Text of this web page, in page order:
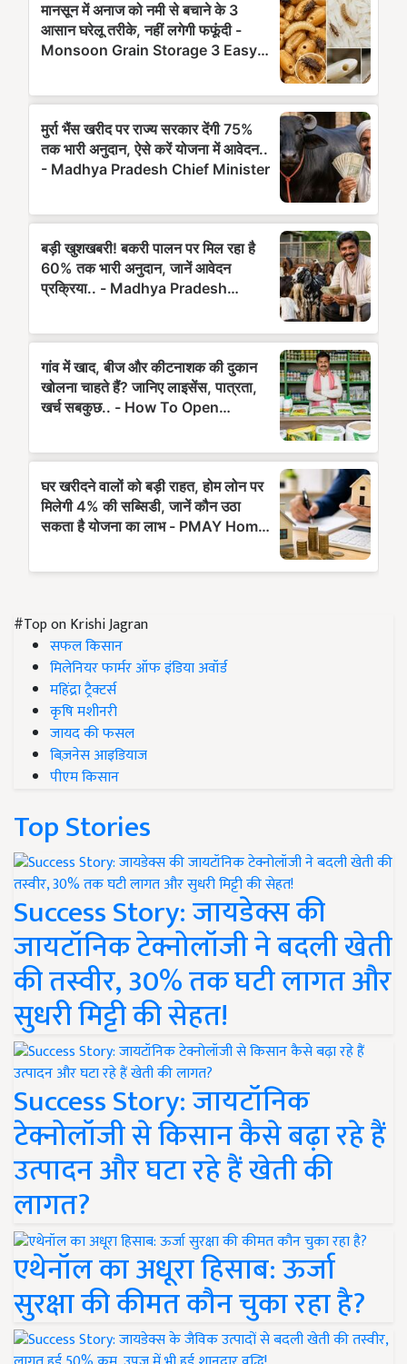
#Top on Krishi Jagran
सफल किसान
मिलेनियर फार्मर ऑफ इंडिया अवॉर्ड
महिंद्रा ट्रैक्टर्स
कृषि मशीनरी
जायद की फसल
बिज़नेस आइडियाज
पीएम किसान
Top Stories
Success Story: जायडेक्स की
जायटॉनिक टेक्नोलॉजी ने बदली खेती
की तस्वीर, 30% तक घटी लागत और
सुधरी मिट्टी की सेहत!
Success Story: जायटॉनिक
टेक्नोलॉजी से किसान कैसे बढ़ा रहे हैं
उत्पादन और घटा रहे हैं खेती की
लागत?
एथेनॉल का अधूरा हिसाब: ऊर्जा
सुरक्षा की कीमत कौन चुका रहा है?